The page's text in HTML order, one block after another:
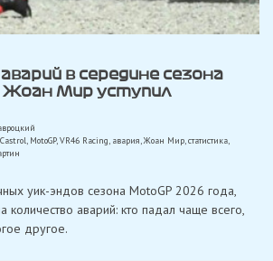
в середине сезона
Жоан Мир уступил
, MotoGP,VR46 Racing, авария,Жоан Мир,статистика
уик-эндов сезона MotoGP 2026 года,
количество аварий: кто падал чаще всего,
другое.